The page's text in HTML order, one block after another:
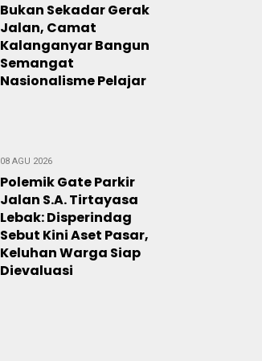
Bukan Sekadar Gerak
Jalan, Camat
Kalanganyar Bangun
Semangat
Nasionalisme Pelajar
08 AGU 2026
Polemik Gate Parkir
Jalan S.A. Tirtayasa
Lebak: Disperindag
Sebut Kini Aset Pasar,
Keluhan Warga Siap
Dievaluasi